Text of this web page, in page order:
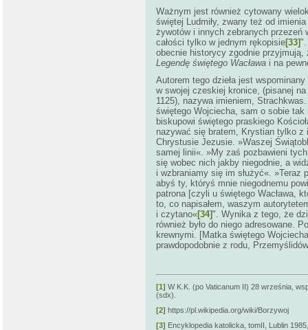
Ważnym jest również cytowany
świętej Ludmiły, zwany też od
żywotów i innych zebranych przezeń
całości tylko w jednym rękopisie[33]".
obecnie historycy zgodnie
Legendę świętego Wacława i na
Autorem tego dzieła jest
w swojej czeskiej kronice, (pisanej
1125), nazywa imieniem,
świętego Wojciecha, sam o sobie tak
biskupowi świętego praskiego
nazywać się bratem, Krystian tylko z
Chrystusie Jezusie. »Waszej
samej linii«. »My zaś pozbawieni
się wobec nich jakby niegodnie, a
i wzbraniamy się im służyć«. »Teraz
abyś ty, któryś mnie niegodnemu
patrona [czyli u świętego Wacława,
to, co napisałem, waszym
i czytano«[34]". Wynika z tego, że
również było do niego adresowane.
krewnymi. [Matka świętego
prawdopodobnie z rodu,
[1] W K.K. (po Vaticanum II) 28 września,
(sdx).
[2] https://pl.wikipedia.org/wiki/Borzywoj
[3] Encyklopedia katolicka, tomII, Lublin